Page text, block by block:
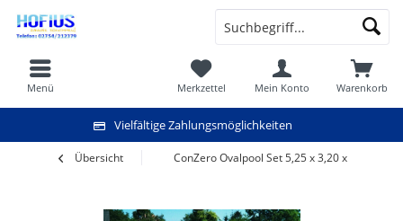
Vielfältige Zahlungsmöglichkeiten
Warenkorb
Merkzettel Mein Konto
Menü
Übersicht ConZero Ovalpool Set 5,25 x 3,20 x 1,50 m